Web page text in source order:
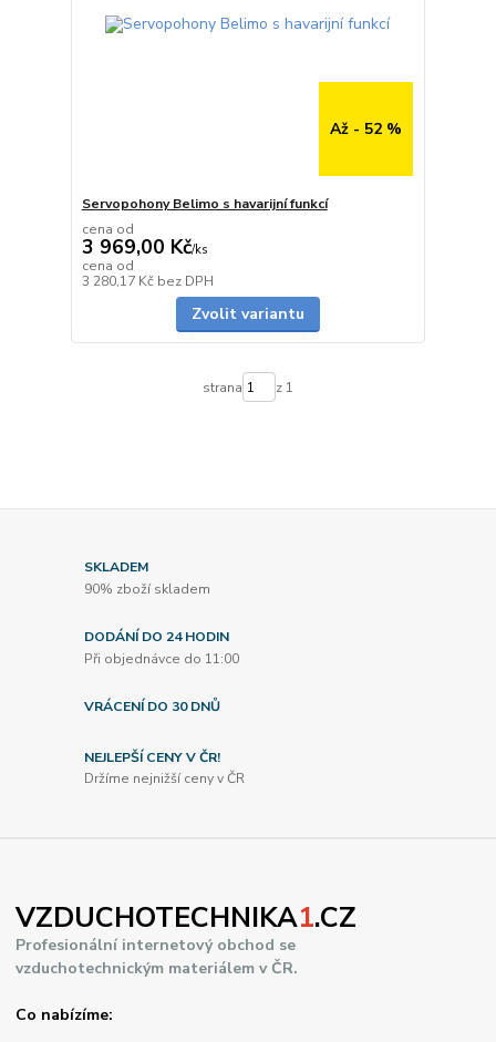
Až - 52 %
Servopohony Belimo s havarijní funkcí
cena od
3 969,00 Kč/ks
cena od
3 280,17 Kč bez DPH
Zvolit variantu
strana z 1
SKLADEM
90% zboží skladem
DODÁNÍ DO 24 HODIN
Při objednávce do 11:00
VRÁCENÍ DO 30 DNŮ
NEJLEPŠÍ CENY V ČR!
Držíme nejnižší ceny v ČR
VZDUCHOTECHNIKA1.CZ
Profesionální internetový obchod se
vzduchotechnickým materiálem v ČR.
Co nabízíme: